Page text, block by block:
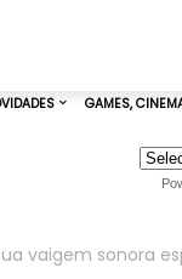
vaigem sonora